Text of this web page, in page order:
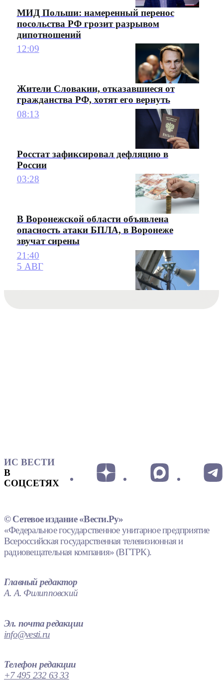
МИД Польши: намеренный перенос
посольства РФ грозит разрывом
дипотношений
12:09
Жители Словакии, отказавшиеся от
гражданства РФ, хотят его вернуть
08:13
Росстат зафиксировал дефляцию в
России
03:28
В Воронежской области объявлена
опасность атаки БПЛА, в Воронеже
звучат сирены
21:40
5 АВГ
ИС ВЕСТИ
В
СОЦСЕТЯХ
© Сетевое издание «Вести.Ру»
«Федеральное государственное унитарное предприятие
Всероссийская государственная телевизионная и
радиовещательная компания» (ВГТРК).
Главный редактор
А. А. Филипповский
Эл. почта редакции
info@vesti.ru
Телефон редакции
+7 495 232 63 33